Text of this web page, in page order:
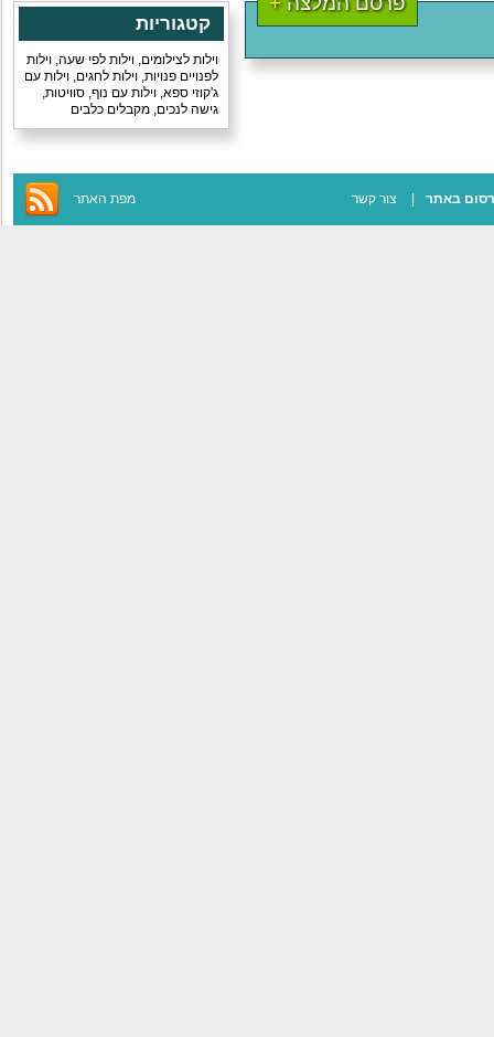
קטגוריות
וילות לצילומים, וילות לפי שעה, וילות
לפנויים פנויות, וילות לחגים, וילות עם
ג'קוזי ספא, וילות עם נוף, סוויטות,
גישה לנכים, מקבלים כלבים
באתר צור קשר מפת האתר